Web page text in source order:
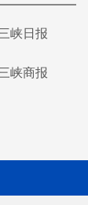
峡日报
峡商报